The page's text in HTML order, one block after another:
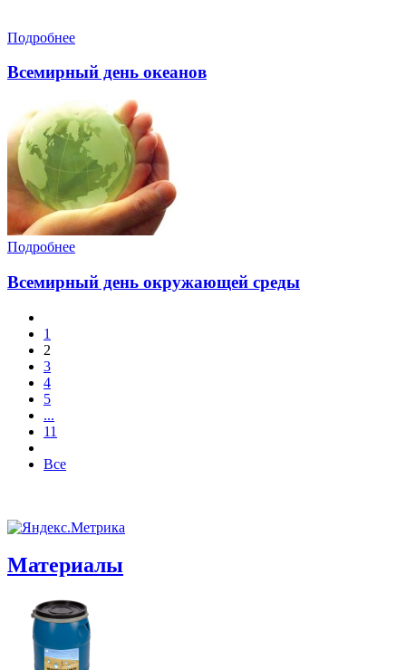
Подробнее
Всемирный день океанов
Подробнее
Всемирный день окружающей среды
1
2
3
4
5
...
11
Все
Материалы